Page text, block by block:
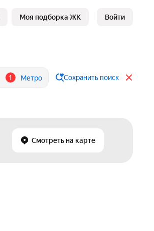
Моя подборка ЖК Войти
1 Метро Сохранить поиск
Смотреть на карте